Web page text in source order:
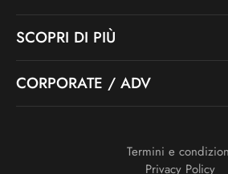
SCOPRI DI PIÙ
CORPORATE / ADV
Termini e
Privacy Policy